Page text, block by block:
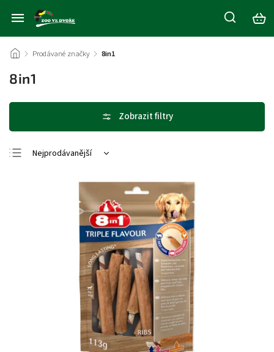
/ Prodávané značky / 8in1
8in1
Nejprodávanější